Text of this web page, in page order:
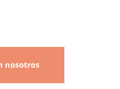
nosotros